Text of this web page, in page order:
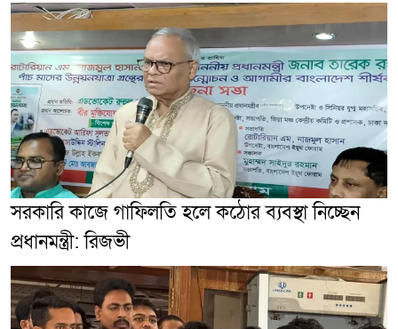
সরকারি কাজে গাফিলতি হলে কঠোর ব্যবস্থা নিচ্ছেন
প্রধানমন্ত্রী: রিজভী